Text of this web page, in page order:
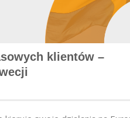
klientów –